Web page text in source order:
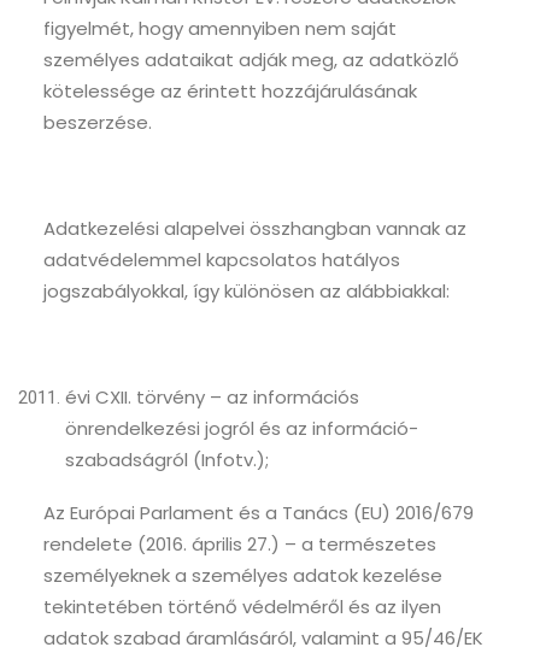
figyelmét, hogy amennyiben nem saját
személyes adataikat adják meg, az adatközlő
kötelessége az érintett hozzájárulásának
beszerzése.
Adatkezelési alapelvei összhangban vannak az
adatvédelemmel kapcsolatos hatályos
jogszabályokkal, így különösen az alábbiakkal:
évi CXII. törvény – az információs
önrendelkezési jogról és az információ-
szabadságról (Infotv.);
Az Európai Parlament és a Tanács (EU) 2016/679
rendelete (2016. április 27.) – a természetes
személyeknek a személyes adatok kezelése
tekintetében történő védelméről és az ilyen
adatok szabad áramlásáról, valamint a 95/46/EK